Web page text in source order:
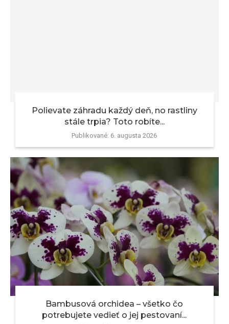
Polievate záhradu každý deň, no rastliny
stále trpia? Toto robíte...
Publikované: 6. augusta 2026
Bambusová orchidea – všetko čo
potrebujete vedieť o jej pestovaní...